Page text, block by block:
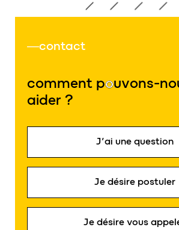
contact
comment pouvons-
aider ?
J’ai une question
Je désire postuler
Je désire vous